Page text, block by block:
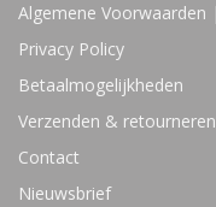
Algemene Voorwaarden
Privacy Policy
Betaalmogelijkheden
Verzenden & retourneren
Contact
Nieuwsbrief